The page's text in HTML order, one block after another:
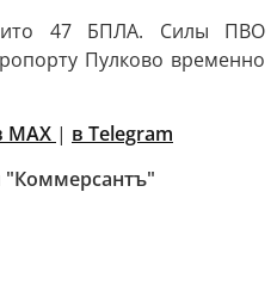
47 БПЛА. Силы ПВО
Пулково временно
MAX | в Telegram
"Коммерсантъ"